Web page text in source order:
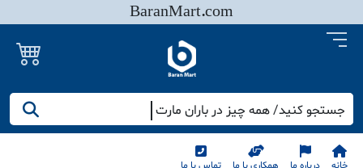
BaranMart.com
جستجو کنید/ همه چیز در باران مارت
خانه درباره ما همکاری با ما تماس با ما